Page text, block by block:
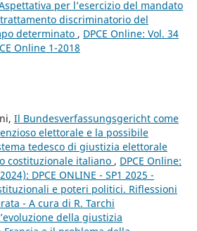
per l’esercizio del mandato
discriminatorio del
determinato , DPCE Online: Vol. 34
Online 1-2018
Il Bundesverfassungsgericht come
elettorale e la possibile
tedesco di giustizia elettorale
costituzionale italiano , DPCE Online:
DPCE ONLINE - SP1 2025 -
e poteri politici. Riflessioni
- A cura di R. Tarchi
della giustizia